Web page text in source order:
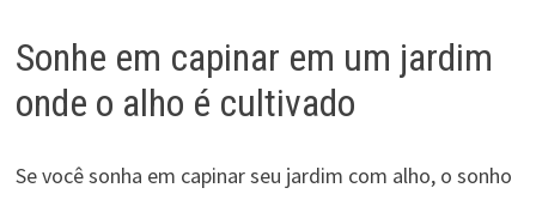
Sonhe em capinar em um jardim
onde o alho é cultivado
Se você sonha em capinar seu jardim com alho, o sonho